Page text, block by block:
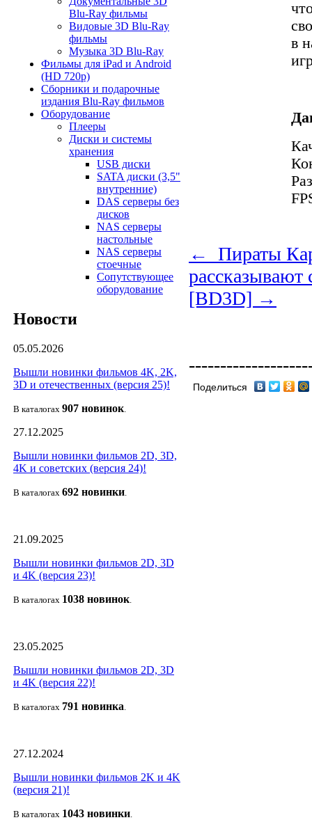
Blu-Ray фильмы
Видовые 3D Blu-Ray
фильмы
Музыка 3D Blu-Ray
Фильмы для iPad и Android
(HD 720p)
Сборники и подарочные
издания Blu-Ray фильмов
Оборудование
Плееры
Диски и системы
хранения
USB диски
SATA диски (3,5"
внутренние)
DAS серверы без
дисков
NAS серверы
настольные
NAS серверы
стоечные
Сопутствующее
оборудование
Новости
05.05.2026
Вышли новинки фильмов 4K, 2K,
3D и отечественных (версия 25)!
В каталогах 907 новинок.
27.12.2025
Вышли новинки фильмов 2D, 3D,
4K и советских (версия 24)!
В каталогах 692 новинки.
21.09.2025
Вышли новинки фильмов 2D, 3D
и 4K (версия 23)!
В каталогах 1038 новинок.
23.05.2025
Вышли новинки фильмов 2D, 3D
и 4K (версия 22)!
В каталогах 791 новинка.
27.12.2024
Вышли новинки фильмов 2K и 4K
(версия 21)!
В каталогах 1043 новинки.
в
← Пираты
[BD3D] →
Поделиться